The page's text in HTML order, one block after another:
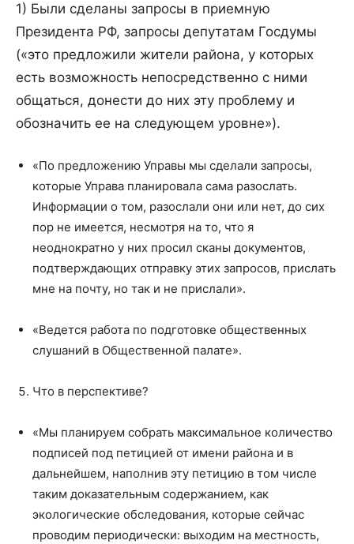
1) Были сделаны запросы в приемную
Президента РФ, запросы депутатам Госдумы
(«это предложили жители района, у которых
есть возможность непосредственно с ними
общаться, донести до них эту проблему и
обозначить ее на следующем уровне»).
«По предложению Управы мы сделали запросы,
которые Управа планировала сама разослать.
Информации о том, разослали они или нет, до сих
пор не имеется, несмотря на то, что я
неоднократно у них просил сканы документов,
подтверждающих отправку этих запросов, прислать
мне на почту, но так и не прислали».
«Ведется работа по подготовке общественных
слушаний в Общественной палате».
Что в перспективе?
«Мы планируем собрать максимальное количество
подписей под петицией от имени района и в
дальнейшем, наполнив эту петицию в том числе
таким доказательным содержанием, как
экологические обследования, которые сейчас
проводим периодически: выходим на местность,